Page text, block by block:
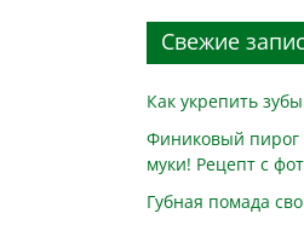
Свежие
Как укрепить
Финиковый пирог
муки! Рецепт с
Губная помада